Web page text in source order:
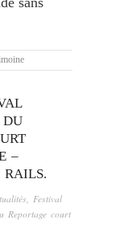
DU
–
RAILS.
, Festival
Reportage court